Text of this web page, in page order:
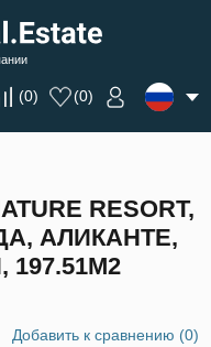
(0) (0)
RESORT,
АЛИКАНТЕ,
Добавить к сравнению (0)